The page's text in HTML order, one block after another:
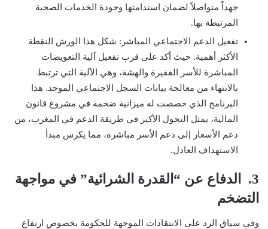
جهداً متواصلاً لضمان استدامتها وجودة الخدمات الصحية
المرتبطة بها.
تفعيل الدعم الاجتماعي المباشر: شكل هذا الورش النقطة
الأكثر أهمية. حيث أكد على قرب تفعيل آلية التعويضات
المباشرة للأسر الفقيرة والهشة، وهي الآلية التي ترتبط
بالانتهاء من معالجة بيانات السجل الاجتماعي الموحد. هذا
البرنامج الذي خصصت له ميزانية ضخمة في مشروع قانون
المالية، يمثل التحول الأكبر في طريقة الدعم في المغرب، من
دعم الأسعار إلى دعم الأسر مباشرة، مما يكرس مبدأ
الاستهداف العادل.
3. الدفاع عن “القدرة الشرائية” في مواجهة
التضخم
وفي سياق الرد على الانتقادات الموجهة للحكومة بخصوص ارتفاع